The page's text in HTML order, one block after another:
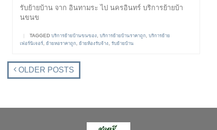
รับย้ายบ้าน จาก อินทามระ ไป นครอินทร์ บริการย้ายบ้า
นขนข
TAGGED บริการย้ายบ้านขนของ, บริการย้ายบ้านราคาถูก, บริการย้าย
เฟอร์นิเจอร์, ย้ายหอราคาถูก, ย้ายห้องรับจ้าง, รับย้ายบ้าน
OLDER POSTS